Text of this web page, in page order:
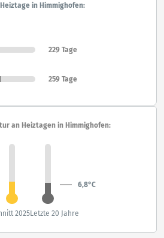
in Himmighofen:
229 Tage
259 Tage
an Heiztagen in Himmighofen:
6,8°C
2025Letzte 20 Jahre